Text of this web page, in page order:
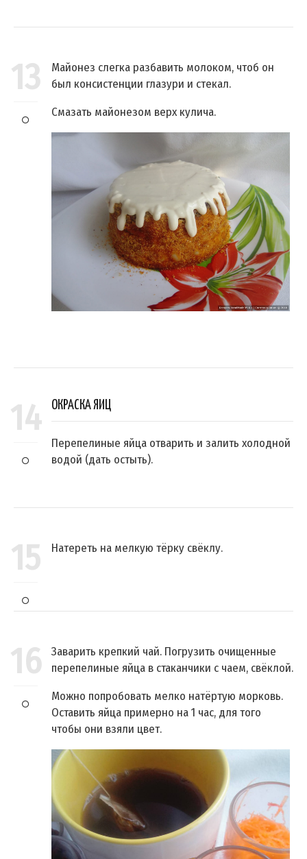
13
Майонез слегка разбавить молоком, чтоб он
был консистенции глазури и стекал.
Смазать майонезом верх кулича.
14 ОКРАСКА ЯИЦ
Перепелиные яйца отварить и залить холодной
водой (дать остыть).
15 Натереть на мелкую тёрку свёклу.
16
Заварить крепкий чай. Погрузить очищенные
перепелиные яйца в стаканчики с чаем, свёклой.
Можно попробовать мелко натёртую морковь.
Оставить яйца примерно на 1 час, для того
чтобы они взяли цвет.